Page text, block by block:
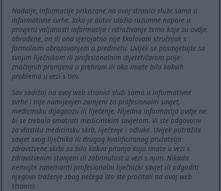
Nadalje, informacije prikazane na ovoj stranici služe samo u
informativne svrhe. Iako je autor uložio razumne napore u
provjeru valjanosti informacija i istraživanje tema koje su ovdje
obrađene, on ili ona vjerojatno nije školovani stručnjak s
formalnim obrazovanjem o predmetu. Uvijek se posavjetujte sa
svojim liječnikom ili profesionalnim dijetetičarom prije
značajnih promjena u prehrani ili ako imate bilo kakvih
problema u vezi s tim.
Sav sadržaj na ovoj web stranici služi samo u informativne
svrhe i nije namijenjen zamjeni za profesionalni savjet,
medicinsku dijagnozu ili liječenje. Nijedna informacija ovdje ne
bi se trebala smatrati medicinskim savjetom. Vi ste odgovorni
za vlastitu medicinsku skrb, liječenje i odluke. Uvijek potražite
savjet svog liječnika ili drugog kvalificiranog pružatelja
zdravstvene skrbi za bilo kakva pitanja koja imate u vezi s
zdravstvenim stanjem ili zabrinutost u vezi s njim. Nikada
nemojte zanemariti profesionalni liječnički savjet ili odgoditi
njegovo traženje zbog nečega što ste pročitali na ovoj web
stranici.